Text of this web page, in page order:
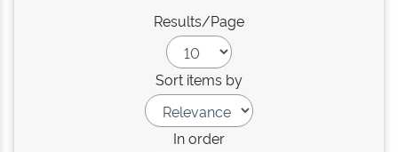
Results/Page
Sort items by
In order